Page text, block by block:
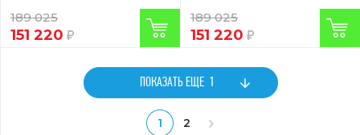
189 025
151 220
189 025
151 220
ПОКАЗАТЬ ЕЩЕ 1
1 2